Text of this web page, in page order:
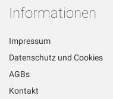
Informationen
Impressum
Datenschutz und Cookies
AGBs
Kontakt